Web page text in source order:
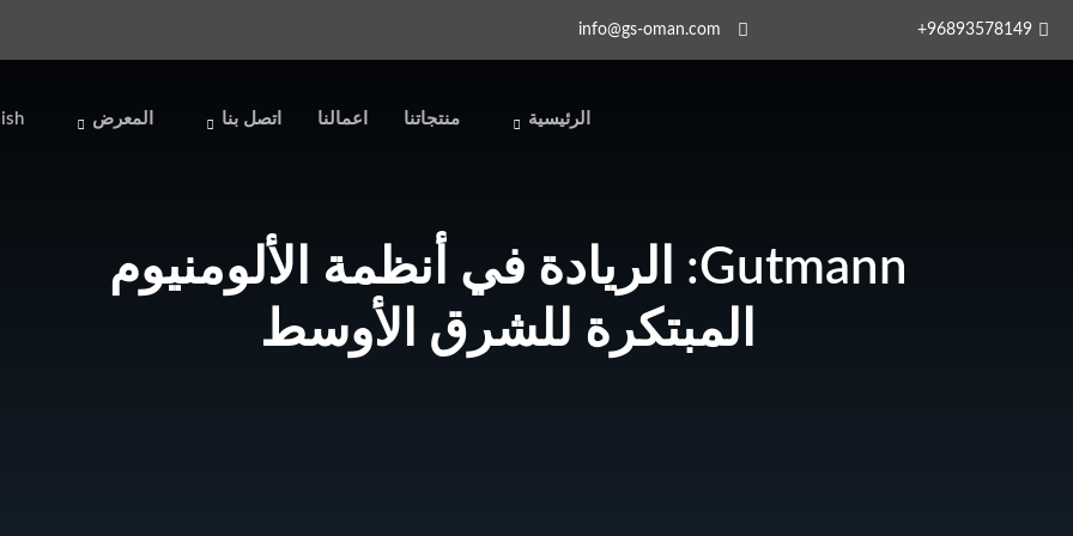
96893578149​+
info@gs-oman.com
الرئيسية منتجاتنا اعمالنا اتصل بنا المعرض
Gutmann: الريادة في أنظمة الألومنيوم
المبتكرة للشرق الأوسط